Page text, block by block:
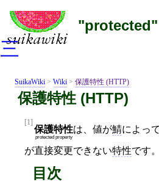
"protected"
SuikaWiki > Wiki > 保護特性 (HTTP)
保護特性 (HTTP)
[1]
保護特性
protected property
は、値が鯖によっ
が直接変更できない特性です。
目次
三